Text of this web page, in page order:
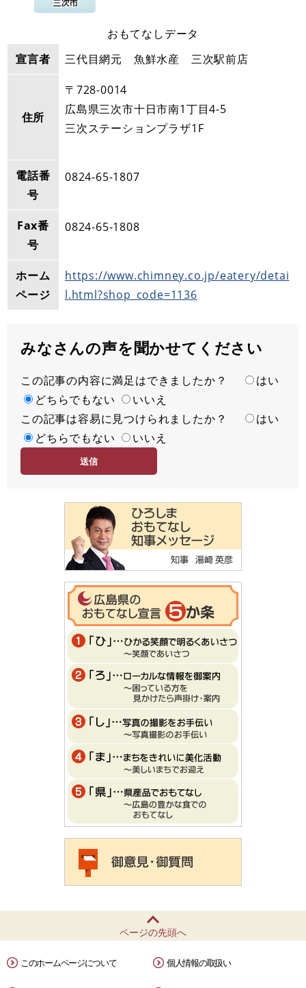
おもてなしデータ
宣言者
三代目網元 魚鮮水産 三次駅前店
住所
〒728-0014
広島県三次市十日市南1丁目4-5
三次ステーションプラザ1F
電話番
号
0824-65-1807
Fax番
号
0824-65-1808
ホーム
ページ
https://www.chimney.co.jp/eatery/detai
l.html?shop_code=1136
みなさんの声を聞かせてください
満
足
度
この記事の内容に満足はできましたか？
はい
どちらでもない
いいえ
容
易
この記事は容易に見つけられましたか？
はい
どちらでもない
いいえ
ページの先頭へ
このホームページについて 個人情報の取扱い